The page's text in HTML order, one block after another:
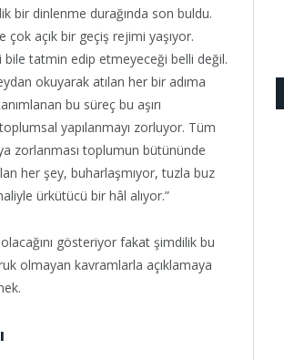
bir dinlenme durağında son buldu.
çok açık bir geçiş rejimi yaşıyor.
bile tatmin edip etmeyeceği belli değil.
okuyarak atılan her bir adıma
bu süreç bu aşırı
yapılanmayı zorluyor. Tüm
zorlanması toplumun bütününde
her şey, buharlaşmıyor, tuzla buz
ürkütücü bir hâl alıyor.”
gösteriyor fakat şimdilik bu
olmayan kavramlarla açıklamaya